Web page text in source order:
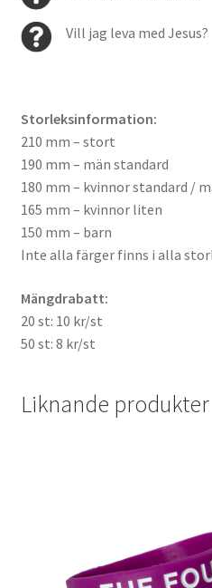
Vill jag leva med Jesus?
Storleksinformation:
210 mm – stort
190 mm – män standard
180 mm – kvinnor standard /
165 mm – kvinnor liten
150 mm – barn
Inte alla färger finns i alla
Mängdrabatt:
20 st: 10 kr/st
50 st: 8 kr/st
Liknande produkter